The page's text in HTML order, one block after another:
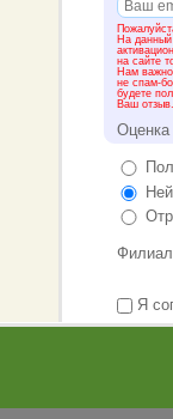
На данный
на сайте
Нам важно
не спам-
будете
Ваш отзыв.
Оценка
Филиал
Я